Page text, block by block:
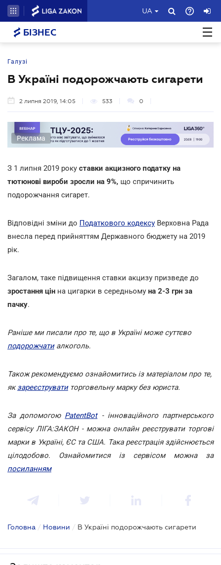
UA
БІЗНЕС
Галузі
В Україні подорожчають сигарети
2 липня 2019, 14:05 533 0
Реклама
З 1 липня 2019 року ставки акцизного податку на
тютюнові вироби зросли на 9%, що спричинить
подорожчання сигарет.
Відповідні зміни до Податкового кодексу Верховна Рада
внесла перед прийняттям Державного бюджету на 2019
рік.
Загалом, таке підвищення ставки акцизу призведе до
зростання цін на цигарки в середньому на 2-3 грн за
пачку.
Раніше ми писали про те, що в Україні може суттєво
подорожчатиалкоголь.
Також рекомендуємо ознайомитись із матеріалом про те,
якзареєструватиторговельну марку без юриста.
За допомогою PatentBot- інноваційного партнерського
сервісу ЛІГА:ЗАКОН - можна онлайн реєструвати торгові
марки в Україні, ЄС та США. Така реєстрація здійснюється
цілодобово. Ознайомитися із сервісом можна за
посиланням
Головна / Новини / В Україні подорожчають сигарети